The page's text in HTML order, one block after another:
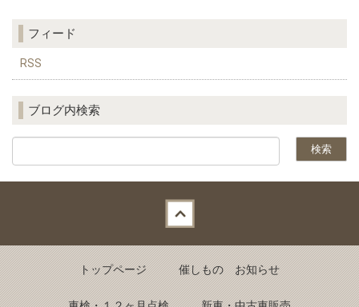
フィード
RSS
ブログ内検索
トップページ 催しもの お知らせ
Back to top